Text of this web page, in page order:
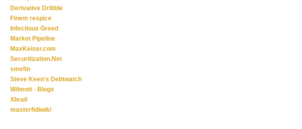
Derivative Dribble
Finem respice
Infectious Greed
Market Pipeline
MaxKeiser.com
Securitization.Net
smefin
Steve Keen's Debtwatch
Wilmott - Blogs
Xbrail
masterfidiwiki